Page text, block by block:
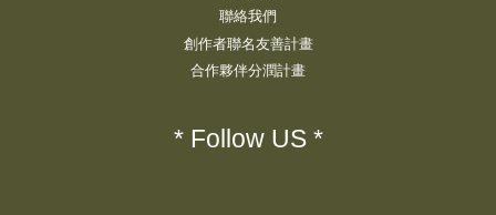
聯絡我們
創作者聯名友善計畫
合作夥伴分潤計畫
* Follow US *